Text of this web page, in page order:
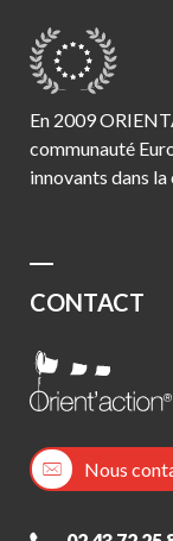
En 2009
communauté
innovants dans
CONTACT
Nous